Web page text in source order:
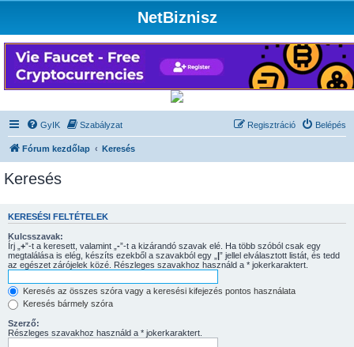
NetBiznisz
GyIK Szabályzat Belépés
Regisztráció
Fórum kezdőlap Keresés
Keresés
KERESÉSI FELTÉTELEK
Kulcsszavak:
Írj „ +”-t a keresett, valamint „ -”-t a kizárandó szavak elé. Ha több szóból csak egy
megtalálása is elég, készíts ezekből a szavakból egy „ |” jellel elválasztott listát, és tedd
az egészet zárójelek közé. Részleges szavakhoz használd a * jokerkaraktert.
Keresés az összes szóra vagy a keresési kifejezés pontos használata
Keresés bármely szóra
Szerző:
Részleges szavakhoz használd a * jokerkaraktert.